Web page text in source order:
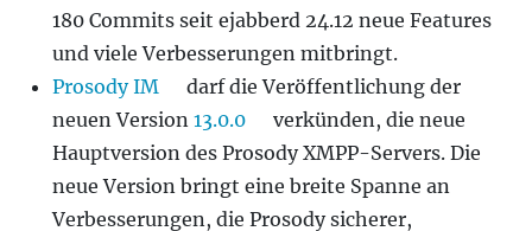
180 Commits seit ejabberd 24.12 neue Features
und viele Verbesserungen mitbringt.
Prosody IM
darf die Veröffentlichung der
neuen Version 13.0.0
verkünden, die neue
Hauptversion des Prosody XMPP-Servers. Die
neue Version bringt eine breite Spanne an
Verbesserungen, die Prosody sicherer,